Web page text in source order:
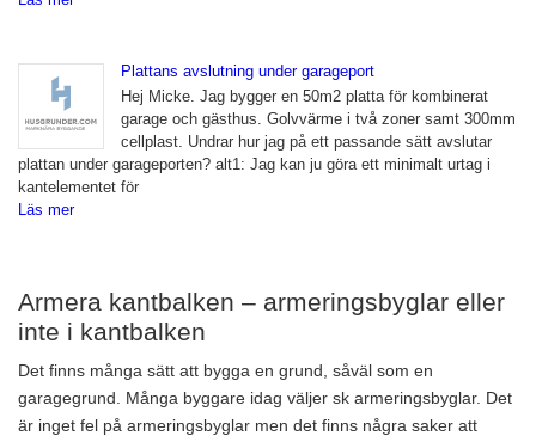
Plattans avslutning under garageport
Hej Micke. Jag bygger en 50m2 platta för kombinerat
garage och gästhus. Golvvärme i två zoner samt 300mm
cellplast. Undrar hur jag på ett passande sätt avslutar
plattan under garageporten? alt1: Jag kan ju göra ett minimalt urtag i
kantelementet för
Läs mer
Armera kantbalken – armeringsbyglar eller
inte i kantbalken
Det finns många sätt att bygga en grund, såväl som en
garagegrund. Många byggare idag väljer sk armeringsbyglar. Det
är inget fel på armeringsbyglar men det finns några saker att